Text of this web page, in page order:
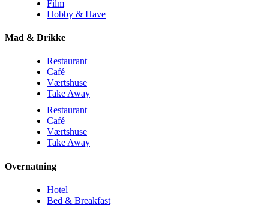
Film
Hobby & Have
Mad & Drikke
Restaurant
Café
Værtshuse
Take Away
Restaurant
Café
Værtshuse
Take Away
Overnatning
Hotel
Bed & Breakfast